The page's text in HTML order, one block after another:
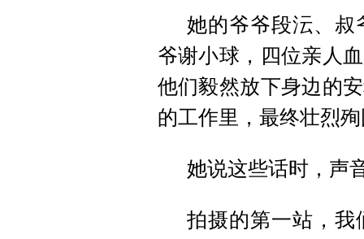
她的爷爷段沄、叔
爷谢小球，四位亲人
他们毅然放下身边的
的工作里，最终壮烈
她说这些话时，声
拍摄的第一站，我